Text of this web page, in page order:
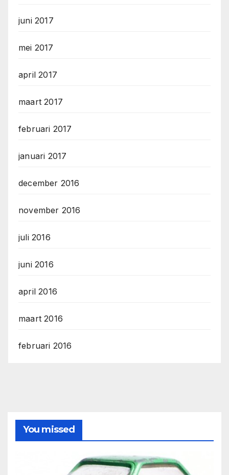
juni 2017
mei 2017
april 2017
maart 2017
februari 2017
januari 2017
december 2016
november 2016
juli 2016
juni 2016
april 2016
maart 2016
februari 2016
You missed